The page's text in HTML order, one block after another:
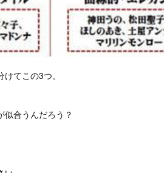
てこの3つ。
似合うんだろう？